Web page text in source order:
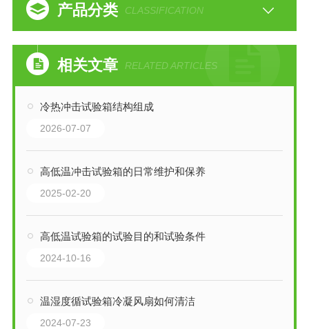
产品分类 CLASSIFICATION
相关文章 RELATED ARTICLES
冷热冲击试验箱结构组成
2026-07-07
高低温冲击试验箱的日常维护和保养
2025-02-20
高低温试验箱的试验目的和试验条件
2024-10-16
温湿度循试验箱冷凝风扇如何清洁
2024-07-23